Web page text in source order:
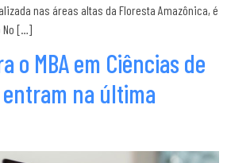
nas áreas altas da Floresta Amazônica, é
No […]
o MBA em Ciências de
entram na última